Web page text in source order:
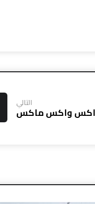
التالي
اكس واكس ماكس